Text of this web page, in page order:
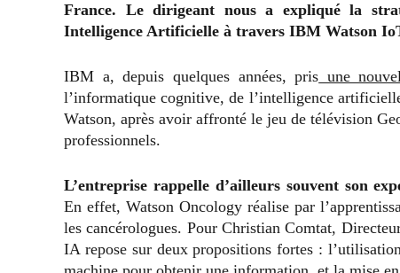
France. Le dirigeant nous a expliqué la
Intelligence Artificielle à travers IBM Watson
IBM a, depuis quelques années, pris une
l’informatique cognitive, de l’intelligence
Watson, après avoir affronté le jeu de télévision
professionnels.
L’entreprise rappelle d’ailleurs souvent son
En effet, Watson Oncology réalise par
les cancérologues. Pour Christian Comtat,
IA repose sur deux propositions fortes :